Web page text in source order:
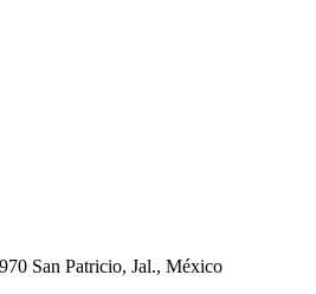
San Patricio, Jal., México